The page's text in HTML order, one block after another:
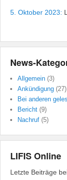
5. Oktober 2023:
News-
Allgemein (3)
Ankündigung (27)
Bei anderen
Bericht (9)
Nachruf (5)
LIFIS Online
Letzte Beiträge